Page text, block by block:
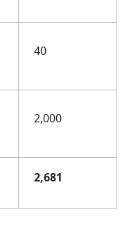
40
2,000
2,681